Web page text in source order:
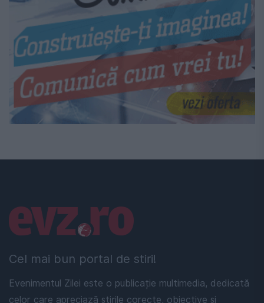
Cel mai bun portal de stiri!
Evenimentul Zilei este o publicație multimedia, dedicată
celor care apreciază știrile corecte, obiective și
Linkuri utile